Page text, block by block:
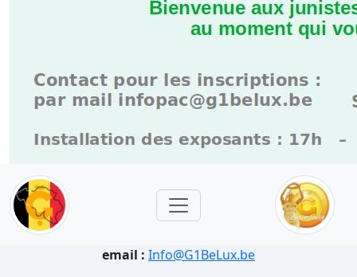
email : Info@G1BeLux.be